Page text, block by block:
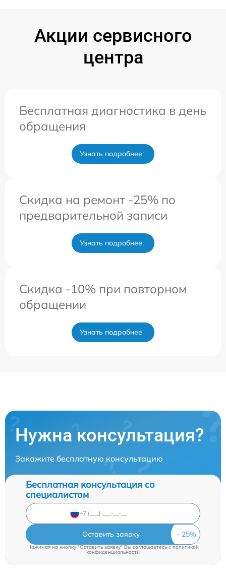
Акции сервисного
центра
Бесплатная диагностика в день
обращения
Узнать подробнее
Скидка на ремонт -25% по
предварительной записи
Узнать подробнее
Скидка -10% при повторном
обращении
Узнать подробнее
Нужна консультация?
Закажите бесплатную консультацию
Бесплатная консультация со
специалистом
Оставить заявку
Нажимая на кнопку "Оставить заявку" Вы соглашаетесь cполитикой
конфиденциальности